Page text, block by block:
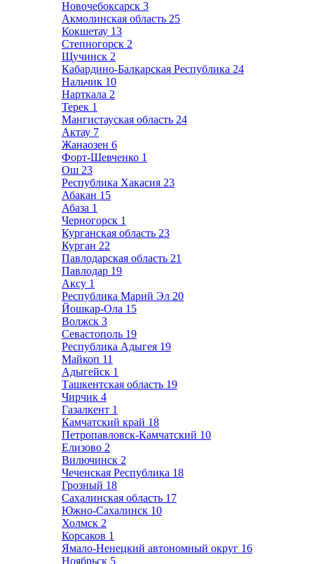
Новочебоксарск 3
Акмолинская область 25
Кокшетау 13
Степногорск 2
Щучинск 2
Кабардино-Балкарская Республика 24
Нальчик 10
Нарткала 2
Терек 1
Мангистауская область 24
Актау 7
Жанаозен 6
Форт-Шевченко 1
Ош 23
Республика Хакасия 23
Абакан 15
Абаза 1
Черногорск 1
Курганская область 23
Курган 22
Павлодарская область 21
Павлодар 19
Аксу 1
Республика Марий Эл 20
Йошкар-Ола 15
Волжск 3
Севастополь 19
Республика Адыгея 19
Майкоп 11
Адыгейск 1
Ташкентская область 19
Чирчик 4
Газалкент 1
Камчатский край 18
Петропавловск-Камчатский 10
Елизово 2
Вилючинск 2
Чеченская Республика 18
Грозный 18
Сахалинская область 17
Южно-Сахалинск 10
Холмск 2
Корсаков 1
Ямало-Ненецкий автономный округ 16
Ноябрьск 5